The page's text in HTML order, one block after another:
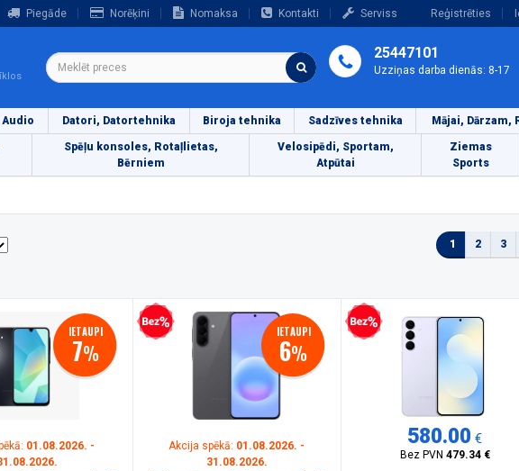
Piegāde Norēķini Nomaksa Kontakti Serviss Reģistrēties
25447101
Uzziņas darba dienās: 8-17
Audio Datori, Datortehnika Biroja tehnika Sadzīves tehnika Mājai, Dārzam,
Spēļu konsoles, Rotaļlietas,
Bērniem
Velosipēdi, Sportam,
Atpūtai
Ziemas
Sports
1 2 3
IETAUPI
7%
01.08.2026. -
Bezprocentu kredīts IETAUPI
6%
Akcija spēkā: 01.08.2026. -
31.08.2026.
Bezprocentu kredīts
580.00 €
Bez PVN 479.34 €